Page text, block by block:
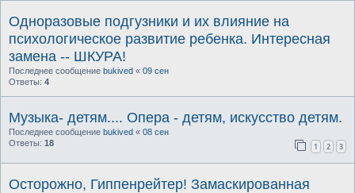
Одноразовые подгузники и их влияние на
психологическое развитие ребенка. Интересная
замена -- ШКУРА!
Последнее сообщение bukived « 09 сен
Ответы: 4
Музыка- детям.... Опера - детям, искусство детям.
Последнее сообщение bukived « 08 сен
Ответы: 18 1 2 3
Осторожно, Гиппенрейтер! Замаскированная